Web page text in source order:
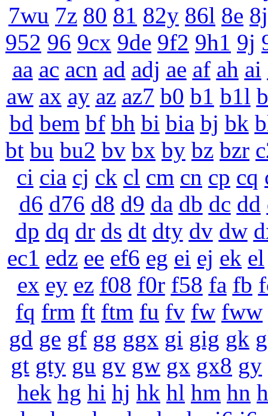
7wu 7z 80 81 82y 86l 8e
952 96 9cx 9de 9f2 9h1 9j
aa ac acn ad adj ae af ah ai
aw ax ay az az7 b0 b1 b1l
bd bem bf bh bi bia bj bk
bt bu bu2 bv bx by bz bzr
ci cia cj ck cl cm cn cp cq
d6 d76 d8 d9 da db dc dd
dp dq dr ds dt dty dv dw
ec1 edz ee ef6 eg ei ej ek el
ex ey ez f08 f0r f58 fa fb
fq frm ft ftm fu fv fw fww
gd ge gf gg ggx gi gig gk
gt gty gu gv gw gx gx8 gy
hek hg hi hj hk hl hm hn